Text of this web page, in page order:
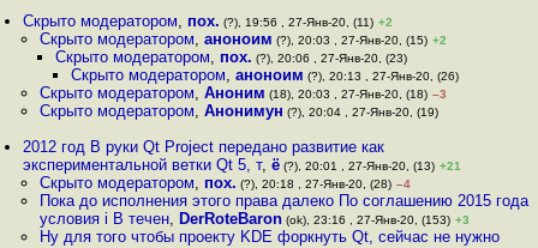
Скрыто модератором, пох. (?), 19:56 , 27-Янв-20, (11) +2
Скрыто модератором, аноноим (?), 20:03 , 27-Янв-20, (15) +2
Скрыто модератором, пох. (?), 20:06 , 27-Янв-20, (23)
Скрыто модератором,аноноим (?), 20:13 , 27-Янв-20, (26)
Скрыто модератором, Аноним (18), 20:03 , 27-Янв-20, (18) –3
Скрыто модератором, Анонимун (?), 20:04 , 27-Янв-20, (19)
2012 год В руки Qt Project передано развитие как
экспериментальной ветки Qt 5, т,ё (?), 20:01 , 27-Янв-20, (13) +21
Скрыто модератором, пох. (?), 20:18 , 27-Янв-20, (28) –4
Пока до исполнения этого права далеко По соглашению 2015 года
условия i В течен, DerRoteBaron(ok), 23:16 , 27-Янв-20, (153) +3
Ну для того чтобы проекту KDE форкнуть Qt, сейчас не нужно